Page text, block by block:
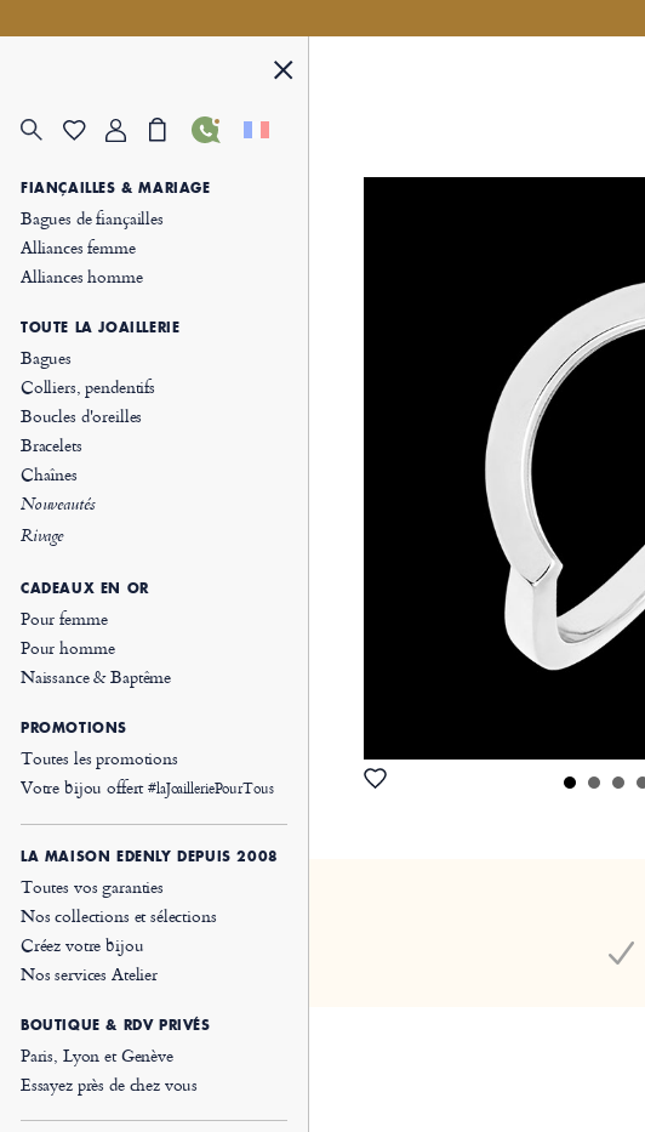
FIANÇAILLES & MARIAGE
Bagues de fiançailles
Alliances femme
Alliances homme
TOUTE LA JOAILLERIE
Bagues
Colliers, pendentifs
Boucles d'oreilles
Bracelets
Chaînes
Nouveautés
Rivage
CADEAUX EN OR
Pour femme
Pour homme
Naissance & Baptême
PROMOTIONS
Toutes les promotions
Votre bijou offert#laJoailleriePourTous
LA MAISON EDENLY DEPUIS 2008
Toutes vos garanties
Nos collections et sélections
Créez votre bijou
Nos services Atelier
BOUTIQUE & RDV PRIVÉS
Paris, Lyon et Genève
Essayez près de chez vous